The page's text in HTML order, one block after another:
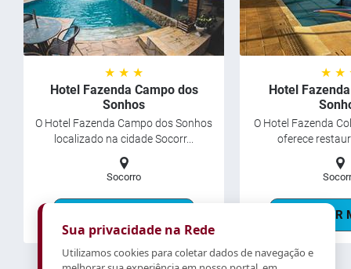
★ ★ ★
Hotel Fazenda Campo dos
Sonhos
O Hotel Fazenda Campo dos Sonhos
localizado na cidade Socorr...
Socorro
★ ★
Hotel
O Hotel Fazenda
oferece
SABER
Sua privacidade na Rede
Utilizamos cookies para coletar dados de navegação e